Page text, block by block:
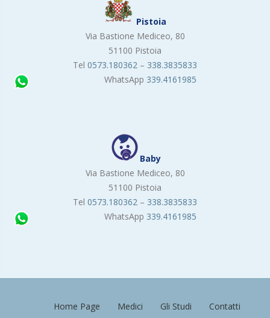
Pistoia
Via Bastione Mediceo, 80
51100 Pistoia
Tel 0573.180362 – 338.3835833
WhatsApp 339.4161985
Baby
Via Bastione Mediceo, 80
51100 Pistoia
Tel 0573.180362 – 338.3835833
WhatsApp 339.4161985
Home Page Medici Gli Studi Contatti